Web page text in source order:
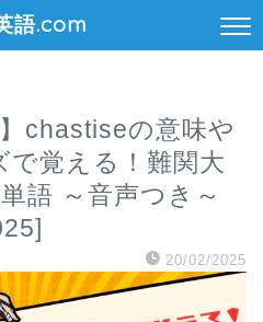
語.com
chastiseの意味や
覚える！難関大
語 ～音声つき～
20/02/2025